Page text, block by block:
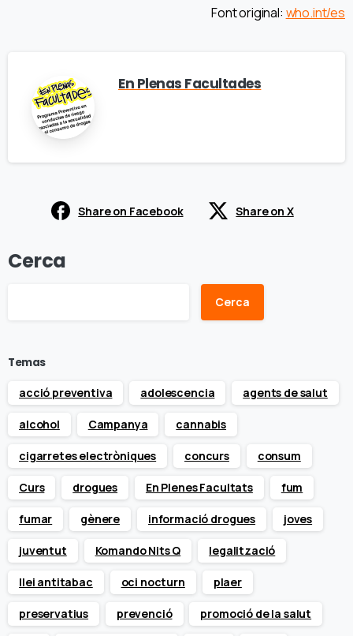
Font original: who.int/es
En Plenas Facultades
Share on Facebook Share on X
Cerca
Cerca
Temas
acció preventiva
adolescencia agents de salut
alcohol Campanya cannabis
cigarretes electròniques concurs consum
Curs drogues En Plenes Facultats fum
fumar gènere informació drogues joves
juventut Komando Nits Q legalització
llei antitabac oci nocturn plaer
preservatius prevenció promoció de la salut